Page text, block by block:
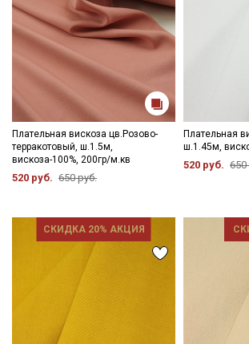
Плательная вискоза цв.Розово-
терракотовый, ш.1.5м,
вискоза-100%, 200гр/м.кв
520 руб. 650 руб.
Плательная
ш.1.45м,
520 руб. 650
СКИДКА 20% АКЦИЯ
Мы публикуем здесь
промокоды и скидки до 30%
категории тканей
Электронная почта
Ознакомлен(а) с Политикой обработки
данныхи даюСогласие на обработку
Согласие на получение рекламных и
информационных рассылок